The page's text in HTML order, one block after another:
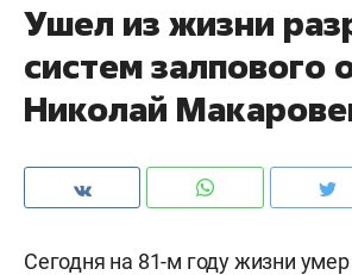
Ушел из жизни
систем залпового
Николай
Сегодня на 81-м году жизни умер